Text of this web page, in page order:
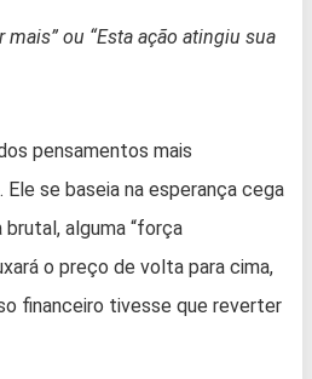
mais” ou “Esta ação atingiu sua
pensamentos mais
se baseia na esperança cega
brutal, alguma “força
o preço de volta para cima,
financeiro tivesse que reverter